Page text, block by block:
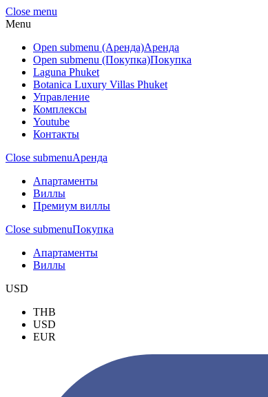
Close menu
Menu
Open submenu (Аренда)Аренда
Open submenu (Покупка)Покупка
Laguna Phuket
Botanica Luxury Villas Phuket
Управление
Комплексы
Youtube
Контакты
Close submenuАренда
Апартаменты
Виллы
Премиум виллы
Close submenuПокупка
Апартаменты
Виллы
USD
THB
USD
EUR